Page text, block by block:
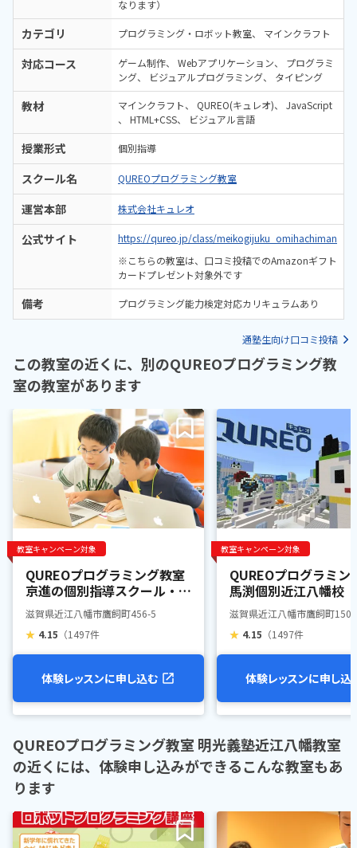
なります）
カテゴリ プログラミング・ロボット教室 マインクラフト
対応コース ゲーム制作 Webアプリケーション
プログラミ
ング
ビジュアルプログラミング タイピング
教材 マインクラフト QUREO(キュレオ)
JavaScript
HTML+CSS
ビジュアル言語
授業形式 個別指導
スクール名 QUREOプログラミング教室
運営本部 株式会社キュレオ
公式サイト
https://qureo.jp/class/meikogijuku_omihachiman
※こちらの教室は、口コミ投稿でのAmazonギフト
カードプレゼント対象外です
備考 プログラミング能力検定対応カリキュラムあり
通塾生向け口コミ投稿
この教室の近くに、別のQUREOプログラミング教
室の教室があります
教室キャンペーン対象
QUREOプログラミング教室
京進の個別指導スクール・ワ
ン近江八幡教室
滋賀県近江八幡市鷹飼町456-5
★ 4.15 （1497件
体験レッスンに申し込む
教室キャンペーン対象
QUREOプログラミン
馬渕個別近江八幡校
滋賀県近江八幡市鷹飼町1503
★ 4.15 （1497件
体験レッスンに申し込
QUREOプログラミング教室 明光義塾近江八幡教室
の近くには、体験申し込みができるこんな教室もあ
ります